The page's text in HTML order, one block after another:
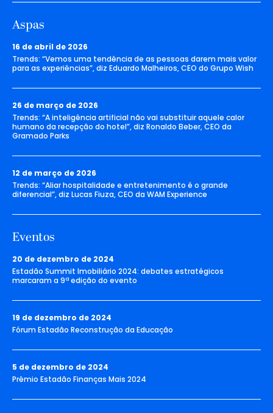
Aspas
16 de abril de 2026
Trends: “Vemos uma tendência de as pessoas darem mais valor
para as experiências”, diz Eduardo Malheiros, CEO do Grupo Wish
26 de março de 2026
Trends: “A inteligência artificial não vai substituir aquele calor
humano da recepção do hotel”, diz Ronaldo Beber, CEO da
Gramado Parks
12 de março de 2026
Trends: “Aliar hospitalidade e entretenimento é o grande
diferencial”, diz Lucas Fiuza, CEO da WAM Experience
Eventos
20 de dezembro de 2024
Estadão Summit Imobiliário 2024: debates estratégicos
marcaram a 9ª edição do evento
19 de dezembro de 2024
Fórum Estadão Reconstrução da Educação
5 de dezembro de 2024
Prêmio Estadão Finanças Mais 2024